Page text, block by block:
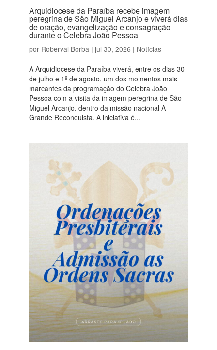
Arquidiocese da Paraíba recebe imagem
peregrina de São Miguel Arcanjo e viverá dias
de oração, evangelização e consagração
durante o Celebra João Pessoa
por Roberval Borba| jul 30, 2026 | Notícias
A Arquidiocese da Paraíba viverá, entre os dias 30
de julho e 1º de agosto, um dos momentos mais
marcantes da programação do Celebra João
Pessoa com a visita da imagem peregrina de São
Miguel Arcanjo, dentro da missão nacional A
Grande Reconquista. A iniciativa é...